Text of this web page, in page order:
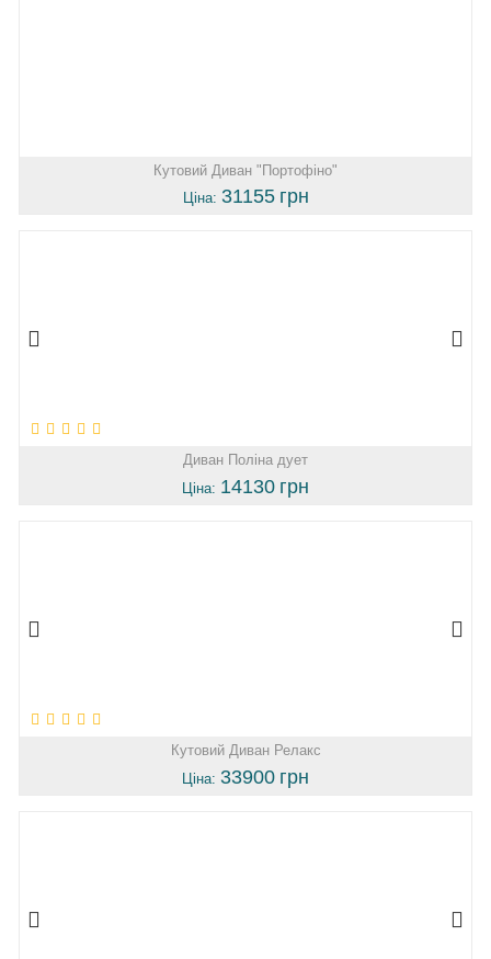
Кутовий Диван "Портофіно"
Ціна: 31155 грн
Диван Поліна дует
Ціна: 14130 грн
Кутовий Диван Релакс
Ціна: 33900 грн